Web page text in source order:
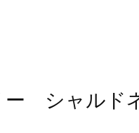
ー シャルド